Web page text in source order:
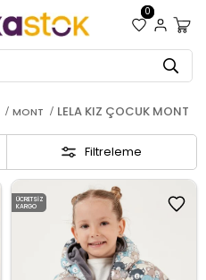
0
MONT LELA KIZ ÇOCUK MONT
Filtreleme
ÜCRETSIZ
KARGO